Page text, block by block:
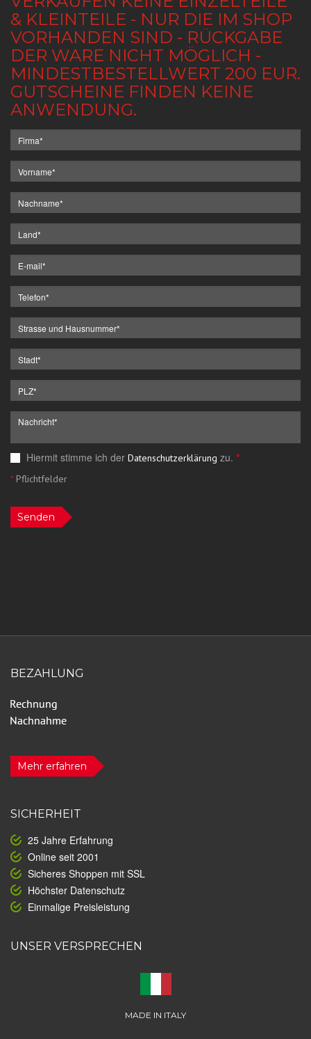
& KLEINTEILE - NUR DIE IM SHOP
VORHANDEN SIND - RÜCKGABE
DER WARE NICHT MÖGLICH -
MINDESTBESTELLWERT 200 EUR.
GUTSCHEINE FINDEN KEINE
ANWENDUNG.
Hiermit stimme ich der Datenschutzerklärung zu. *
*Pflichtfelder
Senden
BEZAHLUNG
Mehr erfahren
SICHERHEIT
25 Jahre Erfahrung
Online seit 2001
Sicheres Shoppen mit SSL
Höchster Datenschutz
Einmalige Preisleistung
UNSER VERSPRECHEN
MADE IN ITALY